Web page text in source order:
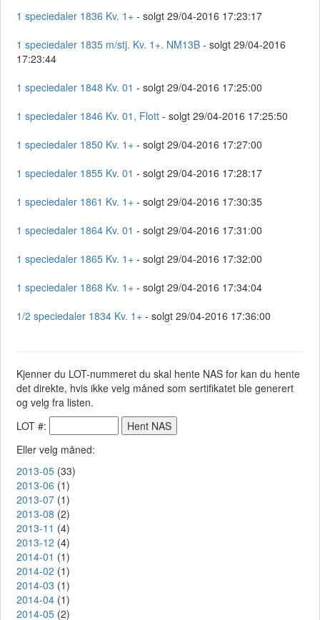
1 speciedaler 1836 Kv. 1+ - solgt 29/04-2016 17:23:17
1 speciedaler 1835 m/stj. Kv. 1+. NM13B - solgt 29/04-2016
17:23:44
1 speciedaler 1848 Kv. 01 - solgt 29/04-2016 17:25:00
1 speciedaler 1846 Kv. 01, Flott - solgt 29/04-2016 17:25:50
1 speciedaler 1850 Kv. 1+ - solgt 29/04-2016 17:27:00
1 speciedaler 1855 Kv. 01 - solgt 29/04-2016 17:28:17
1 speciedaler 1861 Kv. 1+ - solgt 29/04-2016 17:30:35
1 speciedaler 1864 Kv. 01 - solgt 29/04-2016 17:31:00
1 speciedaler 1865 Kv. 1+ - solgt 29/04-2016 17:32:00
1 speciedaler 1868 Kv. 1+ - solgt 29/04-2016 17:34:04
1/2 speciedaler 1834 Kv. 1+ - solgt 29/04-2016 17:36:00
Kjenner du LOT-nummeret du skal hente NAS for kan du hente
det direkte, hvis ikke velg måned som sertifikatet ble generert
og velg fra listen.
LOT #:
Eller velg måned:
2013-05 (33)
2013-06 (1)
2013-07 (1)
2013-08 (2)
2013-11 (4)
2013-12 (4)
2014-01 (1)
2014-02 (1)
2014-03 (1)
2014-04 (1)
2014-05 (2)